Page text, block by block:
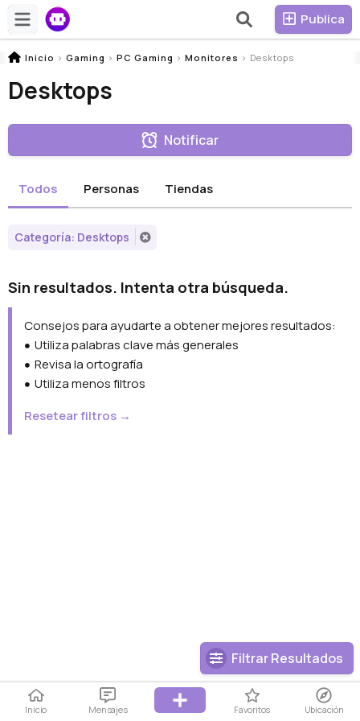
Publica
Inicio > Gaming > PC Gaming > Monitores > Desktops
Desktops
Filtrar Resultados
Notificar
Todos Personas Tiendas
Categoría: Desktops
Sin resultados. Intenta otra búsqueda.
Consejos para ayudarte a obtener mejores resultados:
Utiliza palabras clave más generales
Revisa la ortografía
Utiliza menos filtros
Resetear filtros →
Inicio Mensajes Favoritos Ubicación